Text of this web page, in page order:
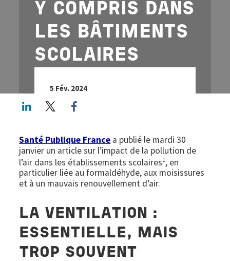
Y COMPRIS DANS
LES BÂTIMENTS
SCOLAIRES
5 Fév. 2024
LinkedInTwitter
Santé Publique France a publié le mardi 30
janvier un article sur l’impact de la pollution de
l’air dans les établissements scolaires1 , en
particulier liée au formaldéhyde, aux moisissures
et à un mauvais renouvellement d’air.
LA VENTILATION :
ESSENTIELLE, MAIS
TROP SOUVENT